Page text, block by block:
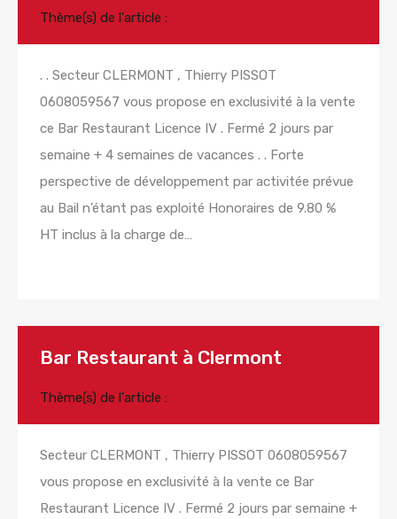
Thème(s) de l'article :
. . Secteur CLERMONT , Thierry PISSOT
0608059567 vous propose en exclusivité à la vente
ce Bar Restaurant Licence IV . Fermé 2 jours par
semaine + 4 semaines de vacances . . Forte
perspective de développement par activitée prévue
au Bail n’étant pas exploité Honoraires de 9.80 %
HT inclus à la charge de…
Bar Restaurant à Clermont
Thème(s) de l'article :
Secteur CLERMONT , Thierry PISSOT 0608059567
vous propose en exclusivité à la vente ce Bar
Restaurant Licence IV . Fermé 2 jours par semaine +